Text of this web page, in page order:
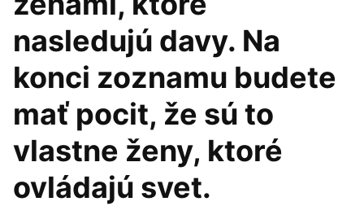
nasledujú davy. Na
konci zoznamu budete
mať pocit, že sú to
vlastne ženy, ktoré
ovládajú svet.